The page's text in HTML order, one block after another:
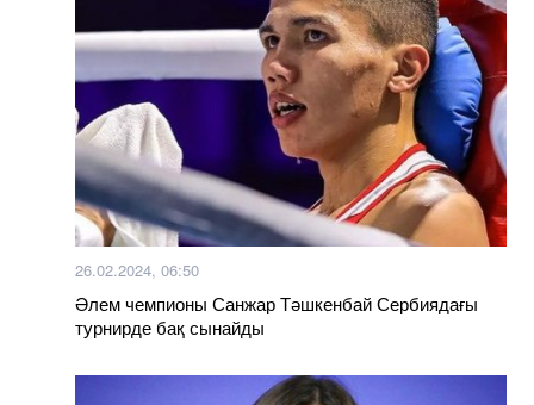
26.02.2024, 06:50
Әлем чемпионы Санжар Тәшкенбай Сербиядағы
турнирде бақ сынайды